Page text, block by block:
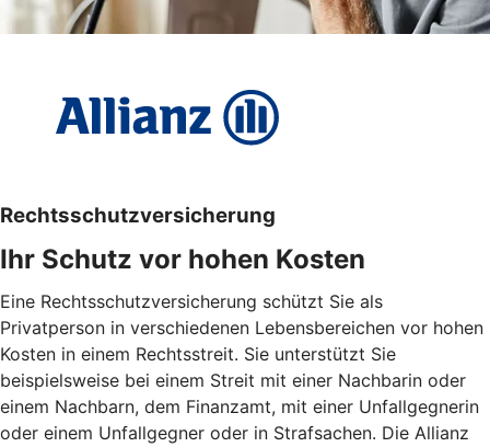
Rechtsschutzversicherung
Ihr Schutz vor hohen Kosten
Eine Rechtsschutzversicherung schützt Sie als
Privatperson in verschiedenen Lebensbereichen vor hohen
Kosten in einem Rechtsstreit. Sie unterstützt Sie
beispielsweise bei einem Streit mit einer Nachbarin oder
einem Nachbarn, dem Finanzamt, mit einer Unfallgegnerin
oder einem Unfallgegner oder in Strafsachen. Die Allianz